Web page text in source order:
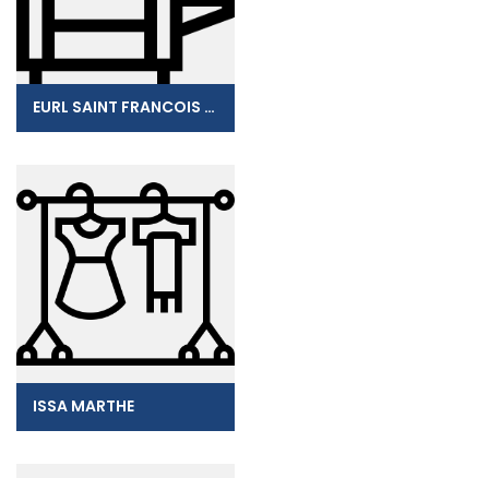
EURL SAINT FRANCOIS PUBLICITE
ISSA MARTHE